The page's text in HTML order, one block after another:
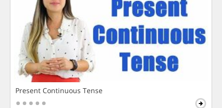
Present Continuous Tense